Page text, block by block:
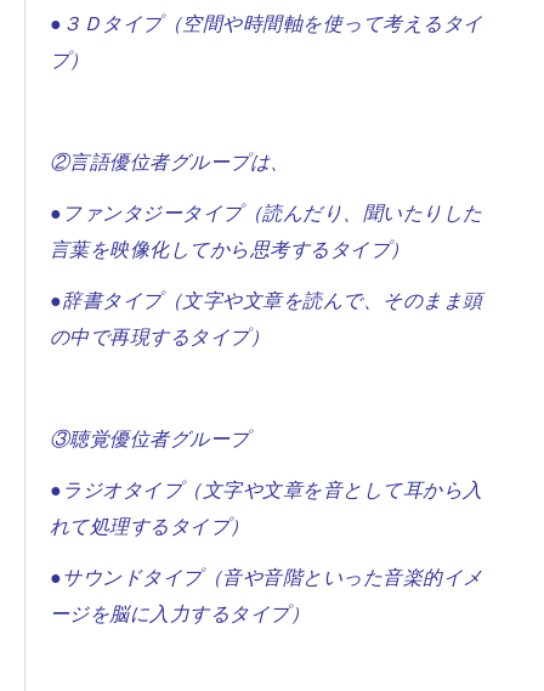
●３Ｄタイプ（空間や時間軸を使って考えるタイ
プ）
②言語優位者グループは、
●ファンタジータイプ（読んだり、聞いたりした
言葉を映像化してから思考するタイプ）
●辞書タイプ（文字や文章を読んで、そのまま頭
の中で再現するタイプ）
③聴覚優位者グループ
●ラジオタイプ（文字や文章を音として耳から入
れて処理するタイプ）
●サウンドタイプ（音や音階といった音楽的イメ
ージを脳に入力するタイプ）